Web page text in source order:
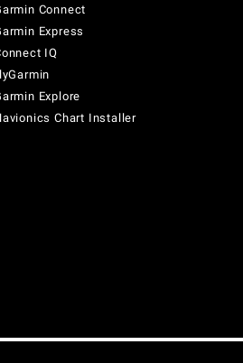
Connect
Express
IQ
Explore
Chart Installer